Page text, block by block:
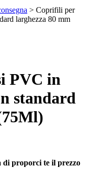
> Coprifili per
larghezza 80 mm
PVC in
standard
di proporci te il prezzo